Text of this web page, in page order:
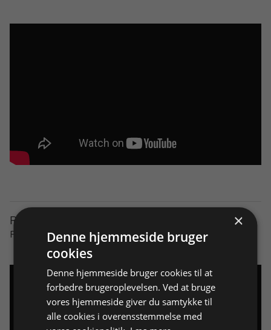
Ringbukketang // 04:43 min
Produktguide.
×
Denne hjemmeside bruger
cookies
Denne hjemmeside bruger cookies til at
forbedre brugeroplevelsen. Ved at bruge
vores hjemmeside giver du samtykke til
alle cookies i overensstemmelse med